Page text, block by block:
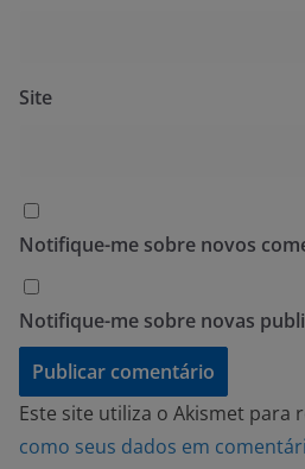
Site
Notifique-me sobre novos
Notifique-me sobre novas
Este site utiliza o Akismet para
como seus dados em